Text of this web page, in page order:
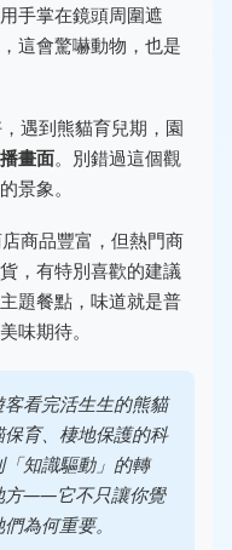
用手掌在鏡頭周圍遮
這會驚嚇動物，也是
，遇到熊貓育兒期，園
畫面。別錯過這個觀
景象。
商品豐富，但熱門商
，有特別喜歡的建議
題餐點，味道就是普
味期待。
看完活生生的熊貓
育、棲地保護的科
知識驅動」的轉
方——它不只讓你覺
為何重要。